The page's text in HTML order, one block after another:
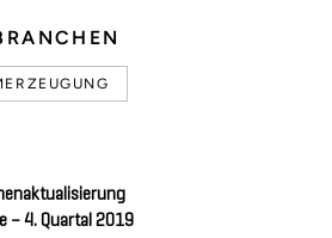
– 4. Quartal 2019